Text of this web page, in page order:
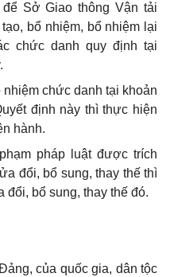
Sở Giao thông Vận tải
bổ nhiệm, bổ nhiệm lại
chức danh quy định tại
chức danh tại khoản
định này thì thực hiện
hành.
pháp luật được trích
đổi, bổ sung, thay thế thì
đổi, bổ sung, thay thế đó.
của quốc gia, dân tộc